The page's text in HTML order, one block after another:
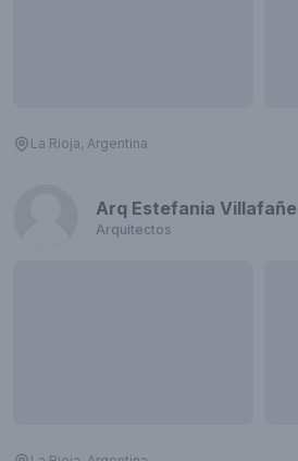
La Rioja, Argentina
Arq Estefania Villafañe
Arquitectos